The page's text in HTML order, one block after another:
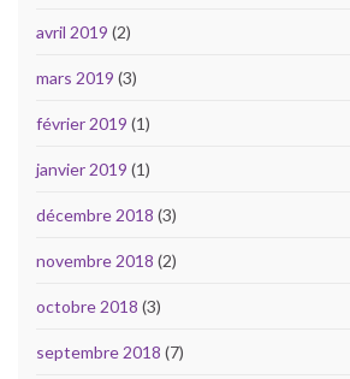
avril 2019 (2)
mars 2019 (3)
février 2019 (1)
janvier 2019 (1)
décembre 2018 (3)
novembre 2018 (2)
octobre 2018 (3)
septembre 2018 (7)